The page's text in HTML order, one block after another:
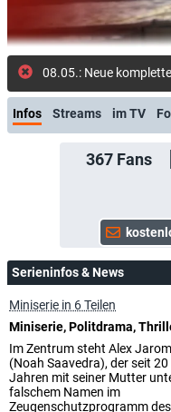
08.05
Infos Streams im TV
367Fans
Serieninfos & News
Miniserie in 6 Teilen
Miniserie, Politdrama,
Im Zentrum steht Alex
(Noah Saavedra), der seit 20
Jahren mit seiner Mutter
falschem Namen im
Zeugenschutzprogramm des